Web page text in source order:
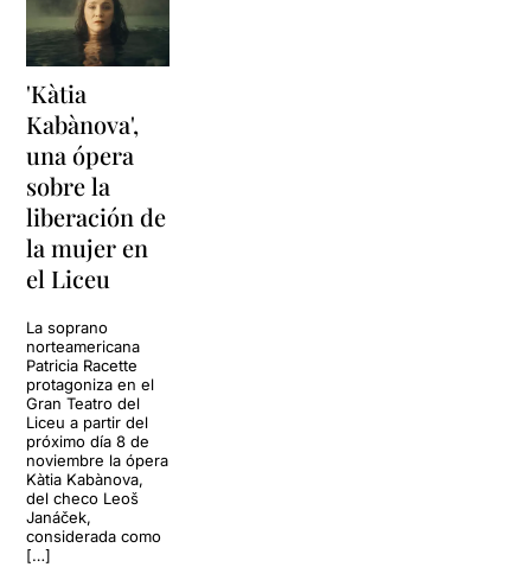
'Kàtia
Kabànova',
una ópera
sobre la
liberación de
la mujer en
el Liceu
La soprano
norteamericana
Patricia Racette
protagoniza en el
Gran Teatro del
Liceu a partir del
próximo día 8 de
noviembre la ópera
Kàtia Kabànova,
del checo Leoš
Janáček,
considerada como
[…]